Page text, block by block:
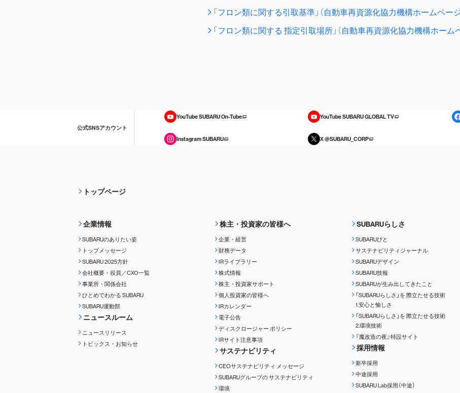
「フロン類に関する引取基準」（自動車再資源化協力機構ホームページ
「フロン類に関する 指定引取場所」（自動車再資源化協力機構ホーム
公式SNSアカウント
YouTube SUBARU On-Tube YouTube SUBARU GLOBAL TV
Instagram SUBARU X @SUBARU_CORP
トップページ
企業情報
SUBARUのありたい姿
トップメッセージ
SUBARU 2025方針
会社概要・役員／CXO一覧
事業所・関係会社
ひとめでわかる SUBARU
SUBARU運動部
ニュースルーム
ニュースリリース
トピックス・お知らせ
株主・投資家の皆様へ
企業・経営
財務データ
IRライブラリー
株式情報
株主・投資家サポート
個人投資家の皆様へ
IRカレンダー
電子公告
ディスクロージャーポリシー
IRサイト注意事項
サステナビリティ
CEOサステナビリティ メッセージ
SUBARUグループのサステナビリティ
環境
SUBARUらしさ
SUBARUびと
サステナビリティジャーナル
SUBARUデザイン
SUBARU技報
SUBARUが生み出してきたこと
「SUBARUらしさ」を 際立たせる技術
1.安心と愉しさ
「SUBARUらしさ」を 際立たせる技術
2.環境技術
『魔改造の夜』特設サイト
採用情報
新卒採用
中途採用
SUBARU Lab採用（中途）